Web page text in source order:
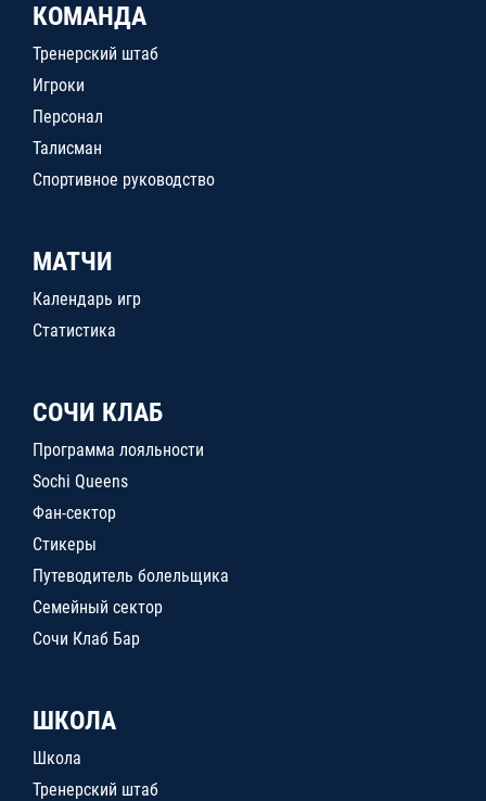
КОМАНДА
Тренерский штаб
Игроки
Персонал
Талисман
Спортивное руководство
МАТЧИ
Календарь игр
Статистика
СОЧИ КЛАБ
Программа лояльности
Sochi Queens
Фан-сектор
Стикеры
Путеводитель болельщика
Семейный сектор
Сочи Клаб Бар
ШКОЛА
Школа
Тренерский штаб